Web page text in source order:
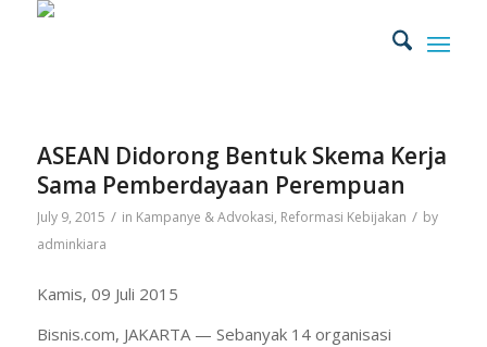
ASEAN Didorong Bentuk Skema Kerja
Sama Pemberdayaan Perempuan
July 9, 2015 / in Kampanye & Advokasi, Reformasi Kebijakan / by
adminkiara
Kamis, 09 Juli 2015
Bisnis.com, JAKARTA — Sebanyak 14 organisasi